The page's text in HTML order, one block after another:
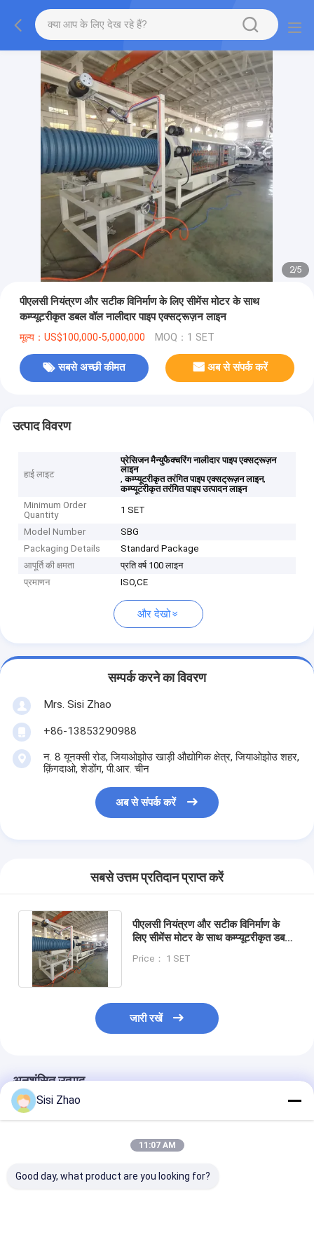
2/5
पीएलसी नियंत्रण और सटीक विनिर्माण के लिए सीमेंस मोटर के साथ
कम्प्यूटरीकृत डबल वॉल नालीदार पाइप एक्सट्रूज़न लाइन
मूल्य：US$100,000-5,000,000 MOQ：1 SET
सबसे अच्छी कीमत अब से संपर्क करें
उत्पाद विवरण
हाई लाइट
प्रेसिजन मैन्युफैक्चरिंग नालीदार पाइप एक्सट्रूज़न
लाइन
,कम्प्यूटरीकृत तरंगित पाइप एक्सट्रूज़न लाइन,
कम्प्यूटरीकृत तरंगित पाइप उत्पादन लाइन
Minimum Order
Quantity
1 SET
Model Number
SBG
Packaging Details
Standard Package
आपूर्ति की क्षमता
प्रति वर्ष 100 लाइन
प्रमाणन
ISO,CE
और देखो
सम्पर्क करने का विवरण
Mrs. Sisi Zhao
+86-13853290988
न. 8 यूनक्सी रोड, जियाओझोउ खाड़ी औद्योगिक क्षेत्र, जियाओझोउ शहर,
क़िंगदाओ, शेडोंग, पी.आर. चीन
अब से संपर्क करें
सबसे उत्तम प्रतिदान प्राप्त करें
पीएलसी नियंत्रण और सटीक विनिर्माण के
लिए सीमेंस मोटर के साथ कम्प्यूटरीकृत डबल
Price： 1 SET
जारी रखें
अनुशंसित उत्पाद
Sisi Zhao
11:07 AM
Good day, what product are you looking for?